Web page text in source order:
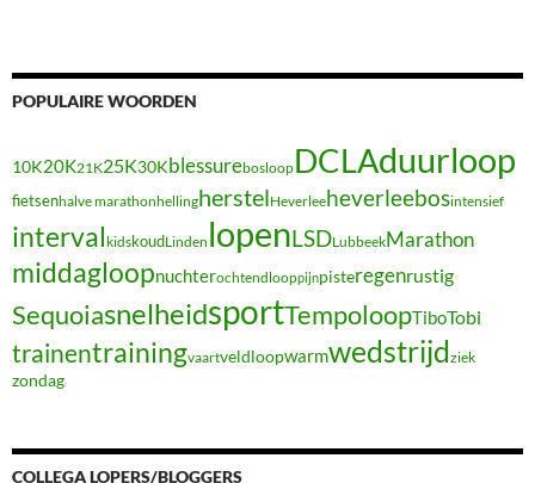
POPULAIRE WOORDEN
10K20K21K25K30KblessurebosloopDCLAduurloop
fietsenhalve marathonhellingherstelHeverleeheverleebosintensief
interval kidskoudLinden lopenLSDLubbeekMarathon
middagloopnuchterochtendlooppijnpisteregenrustig
SequoiasnelheidsportTempoloopTiboTobi
trainentrainingvaartveldloopwarmwedstrijdziek
zondag
COLLEGA LOPERS/BLOGGERS